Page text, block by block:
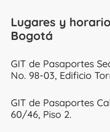
Lugares y
Bogotá
GIT de Pasaportes
No. 98-03, Edificio
GIT de Pasaportes
60/46, Piso 2.